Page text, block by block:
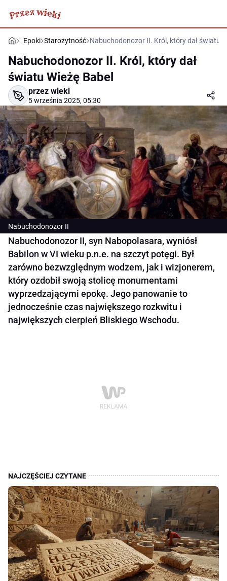
Epoki Starożytność Nabuchodonozor II. Król, który dał światu
Nabuchodonozor II. Król, który dał
światu Wieżę Babel
przez wieki
5 września 2025, 05:30
Nabuchodonozor II
Nabuchodonozor II, syn Nabopolasara, wyniósł
Babilon w VI wieku p.n.e. na szczyt potęgi. Był
zarówno bezwzględnym wodzem, jak i wizjonerem,
który ozdobił swoją stolicę monumentami
wyprzedzającymi epokę. Jego panowanie to
jednocześnie czas największego rozkwitu i
największych cierpień Bliskiego Wschodu.